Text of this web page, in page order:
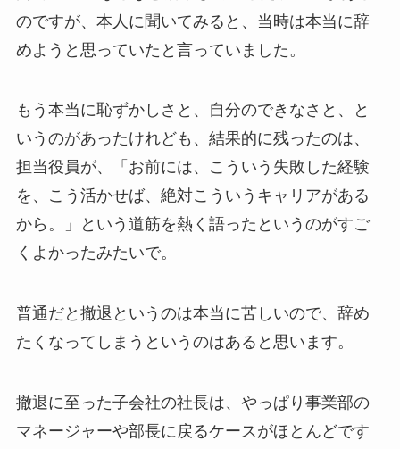
のですが、本人に聞いてみると、当時は本当に辞
めようと思っていたと言っていました。
もう本当に恥ずかしさと、自分のできなさと、と
いうのがあったけれども、結果的に残ったのは、
担当役員が、「お前には、こういう失敗した経験
を、こう活かせば、絶対こういうキャリアがある
から。」という道筋を熱く語ったというのがすご
くよかったみたいで。
普通だと撤退というのは本当に苦しいので、辞め
たくなってしまうというのはあると思います。
撤退に至った子会社の社長は、やっぱり事業部の
マネージャーや部長に戻るケースがほとんどです